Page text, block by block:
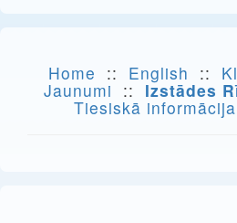
Home :: English ::
Jaunumi :: Izstādes
Tiesiskā informācija